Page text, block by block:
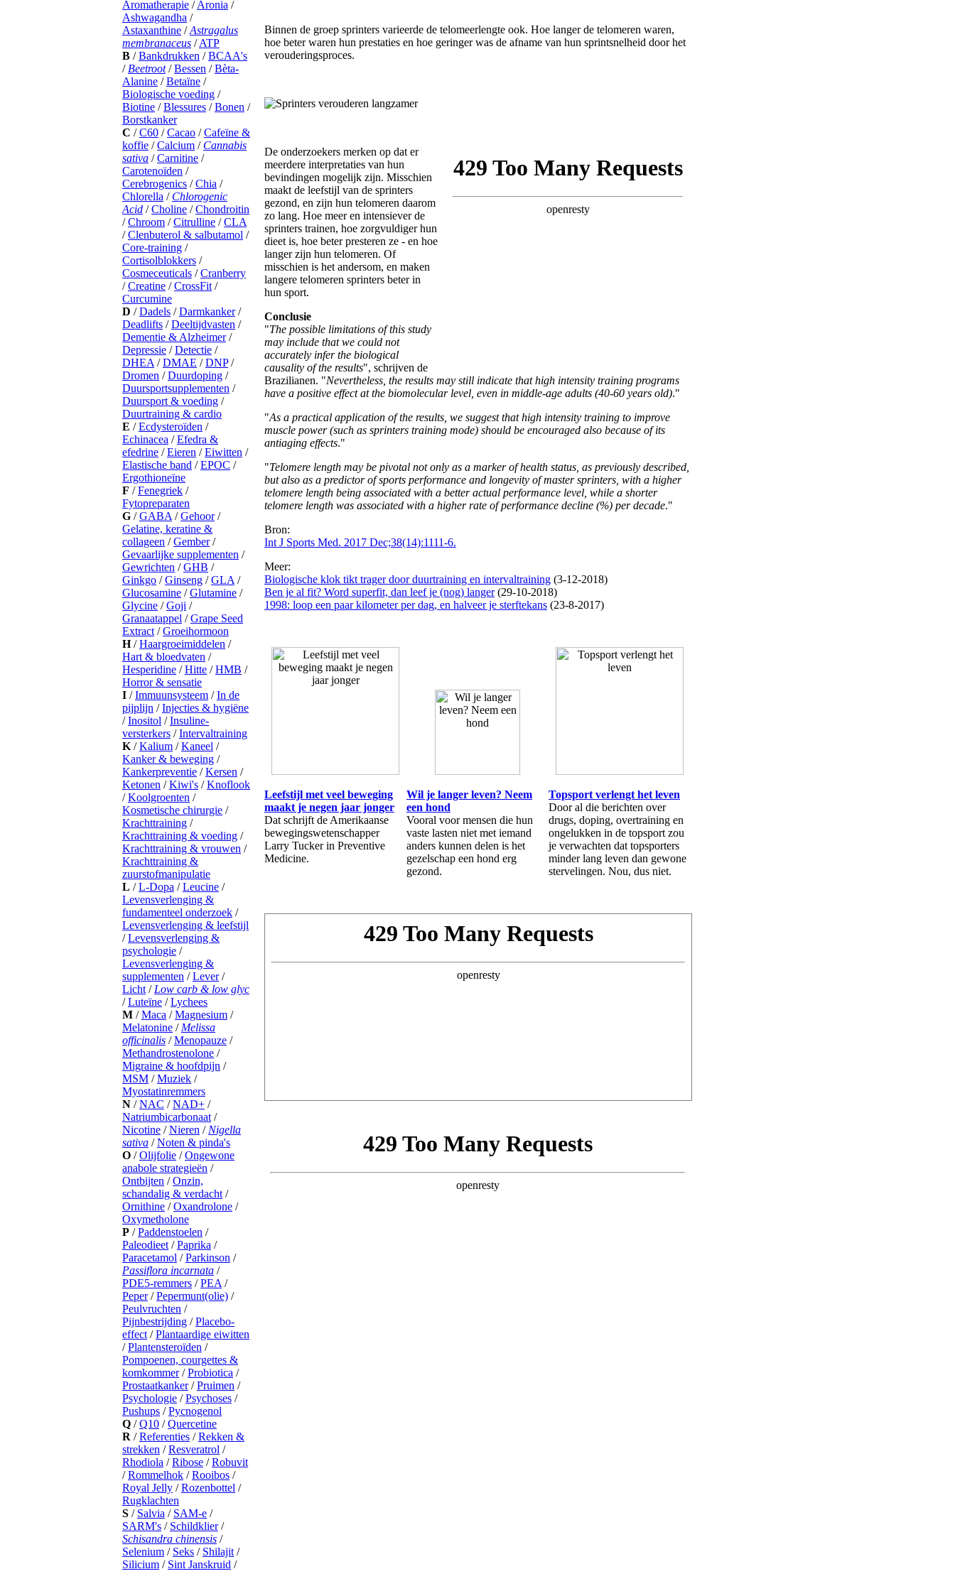
Binnen de groep sprinters varieerde de telomeerlengte ook. Hoe langer de telomeren waren,
hoe beter waren hun prestaties en hoe geringer was de afname van hun sprintsnelheid door het
verouderingsproces.
De onderzoekers merken op dat er
meerdere interpretaties van hun
bevindingen mogelijk zijn. Misschien
maakt de leefstijl van de sprinters
gezond, en zijn hun telomeren daarom
zo lang. Hoe meer en intensiever de
sprinters trainen, hoe zorgvuldiger hun
dieet is, hoe beter presteren ze - en hoe
langer zijn hun telomeren. Of
misschien is het andersom, en maken
langere telomeren sprinters beter in
hun sport.
Conclusie
"The possible limitations of this study
may include that we could not
accurately infer the biological
causality of the results", schrijven de
Brazilianen. "Nevertheless, the results may still indicate that high intensity training programs
have a positive effect at the biomolecular level, even in middle-age adults (40-60 years old)."
"As a practical application of the results, we suggest that high intensity training to improve
muscle power (such as sprinters training mode) should be encouraged also because of its
antiaging effects."
"Telomere length may be pivotal not only as a marker of health status, as previously described,
but also as a predictor of sports performance and longevity of master sprinters, with a higher
telomere length being associated with a better actual performance level, while a shorter
telomere length was associated with a higher rate of performance decline (%) per decade."
Bron:
Int J Sports Med. 2017 Dec;38(14):1111-6.
Meer:
Biologische klok tikt trager door duurtraining en intervaltraining (3-12-2018)
Ben je al fit? Word superfit, dan leef je (nog) langer(29-10-2018)
1998: loop een paar kilometer per dag, en halveer je sterftekans (23-8-2017)
Leefstijl met veel beweging
maakt je negen jaar jonger
Dat schrijft de Amerikaanse
bewegingswetenschapper
Larry Tucker in Preventive
Medicine.
Wil je langer leven? Neem
een hond
Vooral voor mensen die hun
vaste lasten niet met iemand
anders kunnen delen is het
gezelschap een hond erg
gezond.
Topsport verlengt het leven
Door al die berichten over
drugs, doping, overtraining en
ongelukken in de topsport zou
je verwachten dat topsporters
minder lang leven dan gewone
stervelingen. Nou, dus niet.